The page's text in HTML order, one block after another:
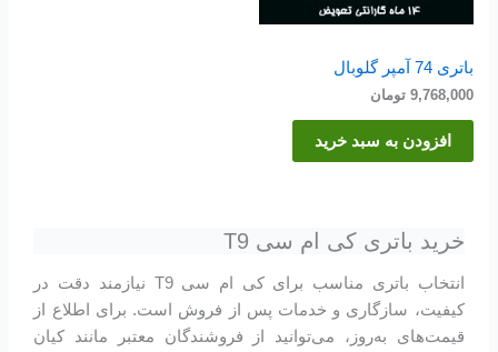
باتری 74 آمپر گلوبال
9,768,000 تومان
افزودن به سبد خرید
خرید باتری کی ام سی T9
انتخاب باتری مناسب برای کی ام سی T9 نیازمند دقت در
کیفیت، سازگاری و خدمات پس از فروش است. برای اطلاع از
قیمت‌های به‌روز، می‌توانید از فروشندگان معتبر مانند کیان